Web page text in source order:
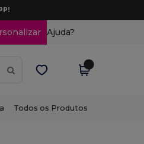
Ajuda?
Todos os Produtos